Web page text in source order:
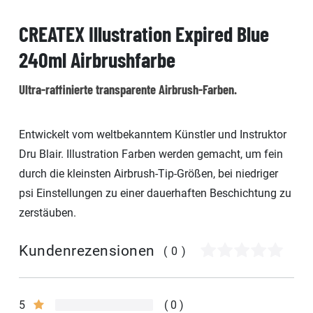
CREATEX Illustration Expired Blue
240ml Airbrushfarbe
Ultra-raffinierte transparente Airbrush-Farben.
Entwickelt vom weltbekanntem Künstler und Instruktor
Dru Blair. Illustration Farben werden gemacht, um fein
durch die kleinsten Airbrush-Tip-Größen, bei niedriger
psi Einstellungen zu einer dauerhaften Beschichtung zu
zerstäuben.
Kundenrezensionen (0)
5 0